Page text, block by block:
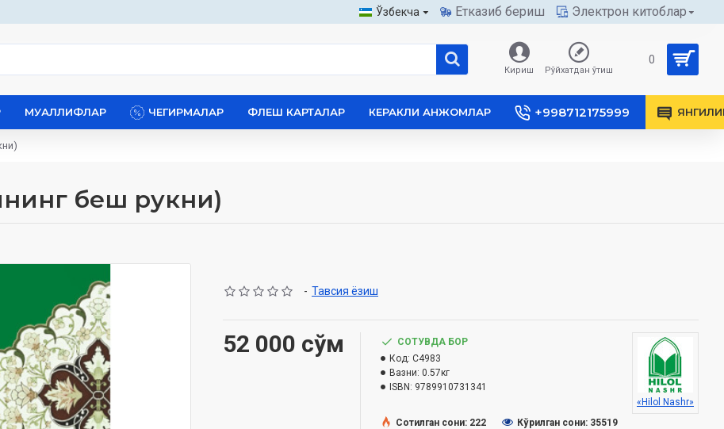
Ўзбекча Етказиб бериш Электрон китоблар
Кириш Рўйхатдан ўтиш
0
МУАЛЛИФЛАР ЧЕГИРМАЛАР ФЛЕШ КАРТАЛАР КЕРАКЛИ АНЖОМЛАР +998712175999
беш рукни)
- Тавсия ёзиш
52 000 сўм
СОТУВДА БОР
Код: C4983
Вазни: 0.57кг
ISBN: 9789910731341
«Hilol Nashr»
Сотилган сони: 222
Кўрилган сони: 35519